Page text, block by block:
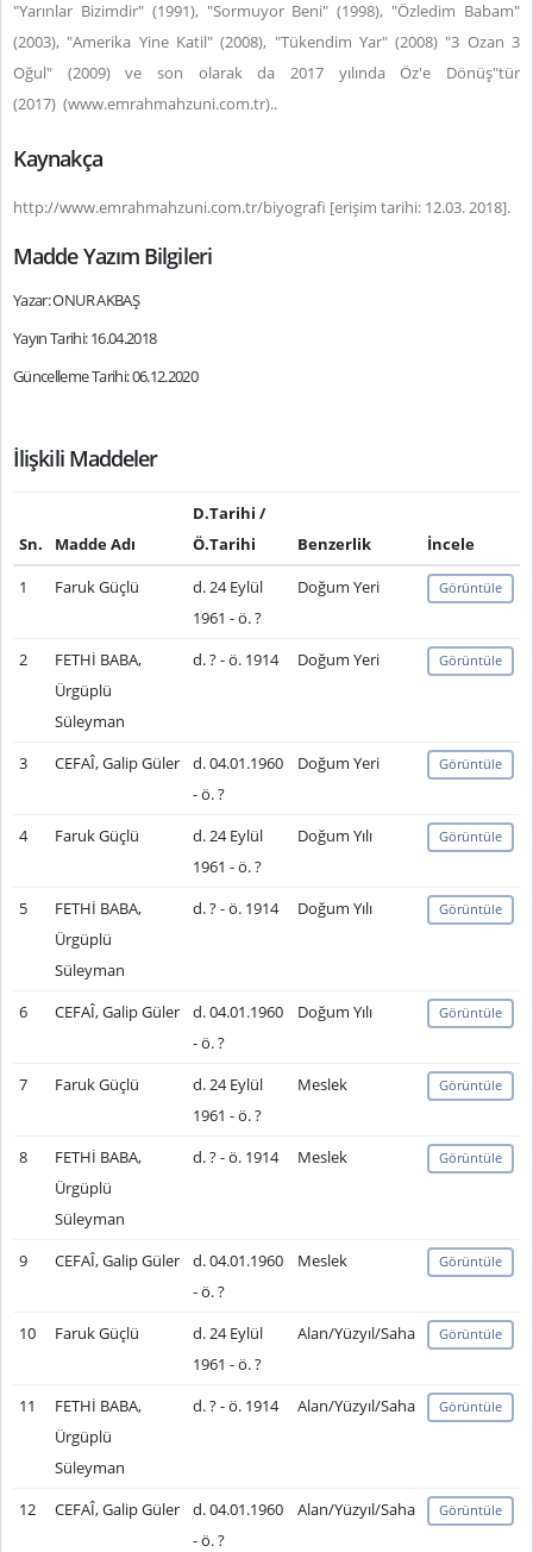
"Yarınlar Bizimdir" (1991), "Sormuyor Beni" (1998), "Özledim Babam"
(2003), "Amerika Yine Katil" (2008), "Tükendim Yar" (2008) "3 Ozan 3
Oğul" (2009) ve son olarak da 2017 yılında Öz'e Dönüş"tür
(2017) (www.emrahmahzuni.com.tr)..
Kaynakça
http://www.emrahmahzuni.com.tr/biyografi [erişim tarihi: 12.03. 2018].
Madde Yazım Bilgileri
Yazar: ONUR AKBAŞ
Yayın Tarihi: 16.04.2018
Güncelleme Tarihi: 06.12.2020
İlişkili Maddeler
Sn. Madde Adı
D.Tarihi /
Ö.Tarihi
Benzerlik
İncele
1
Faruk Güçlü
d. 24 Eylül
1961 - ö. ?
Doğum Yeri Görüntüle
2
FETHİ BABA,
Ürgüplü
Süleyman
d. ? - ö. 1914 Doğum Yeri Görüntüle
3 CEFAÎ, Galip Güler
d. 04.01.1960
- ö. ?
Doğum Yeri Görüntüle
4 Faruk Güçlü
d. 24 Eylül
1961 - ö. ?
Doğum Yılı Görüntüle
5
FETHİ BABA,
Ürgüplü
Süleyman
d. ? - ö. 1914 Doğum Yılı Görüntüle
6 CEFAÎ, Galip Güler
d. 04.01.1960
- ö. ?
Doğum Yılı Görüntüle
7 Faruk Güçlü
d. 24 Eylül
1961 - ö. ?
Meslek Görüntüle
8
FETHİ BABA,
Ürgüplü
Süleyman
d. ? - ö. 1914 Meslek Görüntüle
9 CEFAÎ, Galip Güler
d. 04.01.1960
- ö. ?
Meslek Görüntüle
10 Faruk Güçlü
d. 24 Eylül
1961 - ö. ?
Alan/Yüzyıl/Saha Görüntüle
11
FETHİ BABA,
Ürgüplü
Süleyman
d. ? - ö. 1914 Alan/Yüzyıl/Saha Görüntüle
12 CEFAÎ, Galip Güler
d. 04.01.1960
- ö. ?
Alan/Yüzyıl/Saha Görüntüle